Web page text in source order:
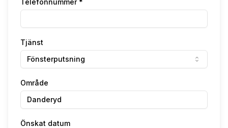
Tjänst
Fönsterputsning
Område
Önskat datum